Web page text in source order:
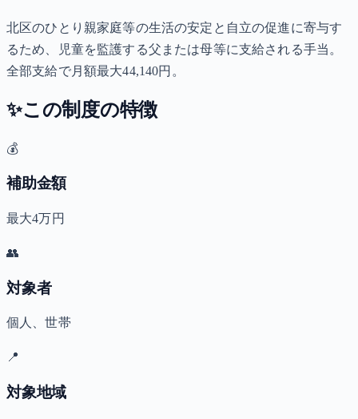
北区のひとり親家庭等の生活の安定と自立の促進に寄与す
るため、児童を監護する父または母等に支給される手当。
全部支給で月額最大44,140円。
✨この制度の特徴
💰
補助金額
最大4万円
👥
対象者
個人、世帯
📍
対象地域